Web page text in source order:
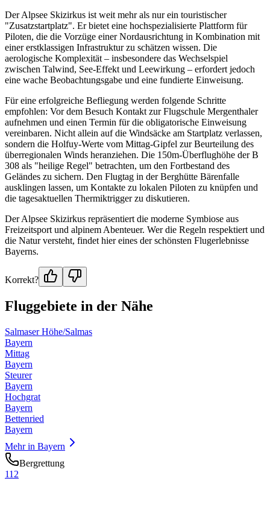
Der Alpsee Skizirkus ist weit mehr als nur ein touristischer
"Zusatzstartplatz". Er bietet eine hochspezialisierte Plattform für
Piloten, die die Vorzüge einer Nordausrichtung in Kombination mit
einer erstklassigen Infrastruktur zu schätzen wissen. Die
aerologische Komplexität – insbesondere das Wechselspiel
zwischen Talwind, See-Effekt und Leewirkung – erfordert jedoch
eine wache Beobachtungsgabe und eine fundierte Einweisung.
Für eine erfolgreiche Befliegung werden folgende Schritte
empfohlen: Vor dem Besuch Kontakt zur Flugschule Mergenthaler
aufnehmen und einen Termin für die obligatorische Einweisung
vereinbaren. Nicht allein auf die Windsäcke am Startplatz verlassen,
sondern die Holfuy-Werte vom Mittag-Gipfel zur Beurteilung des
überregionalen Winds heranziehen. Die 150m-Überflughöhe der B
308 als "heilige Regel" betrachten, um den Fortbestand des
Geländes zu sichern. Den Flugtag in der Berghütte Bärenfalle
ausklingen lassen, um Kontakte zu lokalen Piloten zu knüpfen und
die tagesaktuellen Thermiktrigger zu diskutieren.
Der Alpsee Skizirkus repräsentiert die moderne Symbiose aus
Freizeitsport und alpinem Abenteuer. Wer die Regeln respektiert und
die Natur versteht, findet hier eines der schönsten Flugerlebnisse
Bayerns.
Korrekt?
Fluggebiete in der Nähe
Salmaser Höhe/Salmas
Bayern
Mittag
Bayern
Steurer
Bayern
Hochgrat
Bayern
Bettenried
Bayern
Mehr in Bayern
Bergrettung
112